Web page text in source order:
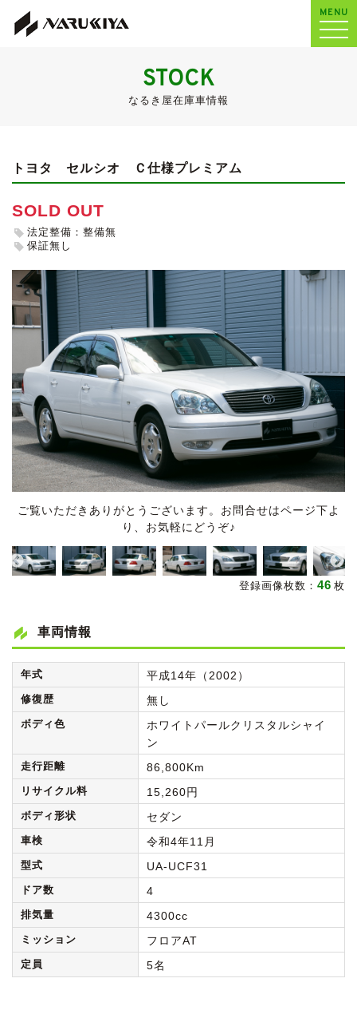
MENU
STOCK
なるき屋在庫車情報
トヨタ セルシオ Ｃ仕様プレミアム
SOLD OUT
法定整備：整備無
保証無し
ご覧いただきありがとうございます。お問合せはページ下よ
り、お気軽にどうぞ♪
登録画像枚数： 46 枚
車両情報
年式 平成14年（2002）
修復歴 無し
ボディ色
ホワイトパールクリスタルシャイ
ン
走行距離 86,800Km
リサイクル料 15,260円
ボディ形状 セダン
車検 令和4年11月
型式 UA-UCF31
ドア数 4
排気量 4300cc
ミッション フロアAT
定員 5名